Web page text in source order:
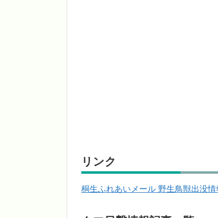
リンク
桐生ふれあいメール 野生鳥獣出没情